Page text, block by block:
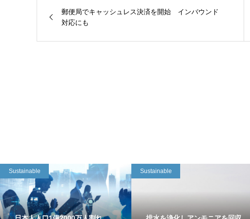
郵便局でキャッシュレス決済を開始 インバウンド
対応にも
Sustainable Sustainable